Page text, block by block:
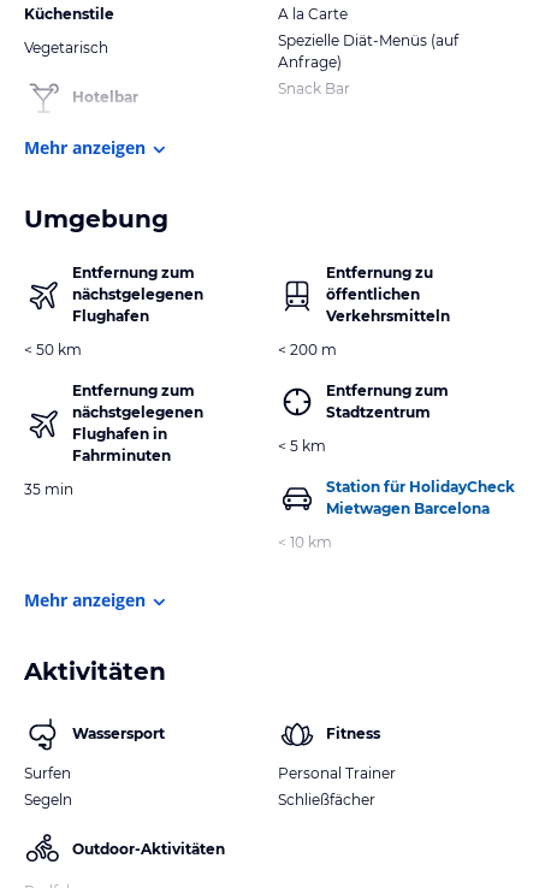
Küchenstile
Vegetarisch
Hotelbar
A la Carte
Spezielle Diät-Menüs (auf
Anfrage)
Snack Bar
Mehr anzeigen
Umgebung
Entfernung zum
nächstgelegenen
Flughafen
< 50 km
Entfernung zum
nächstgelegenen
Flughafen in
Fahrminuten
35 min
Entfernung zu
öffentlichen
Verkehrsmitteln
< 200 m
Entfernung zum
Stadtzentrum
< 5 km
Station für HolidayCheck
Mietwagen Barcelona
< 10 km
Mehr anzeigen
Aktivitäten
Wassersport
Surfen
Segeln
Outdoor-Aktivitäten
Fitness
Personal Trainer
Schließfächer